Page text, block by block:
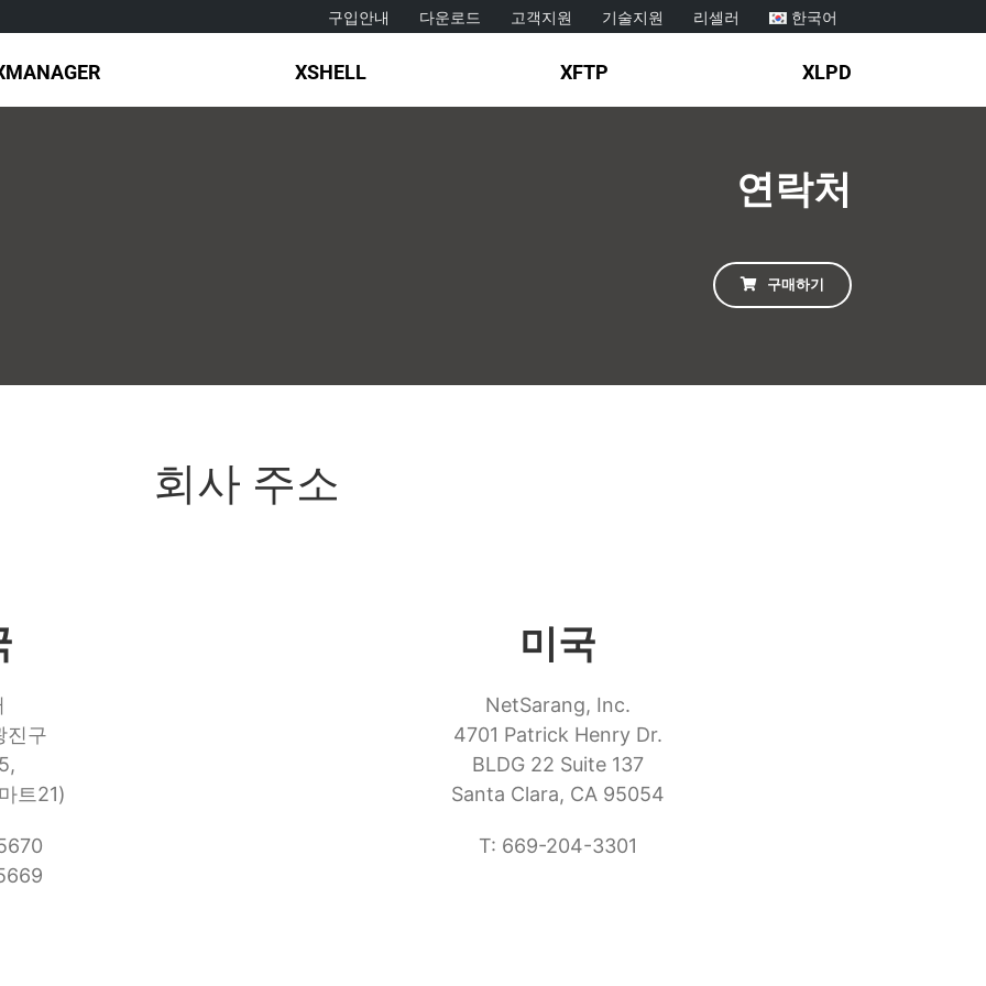
구입안내 다운로드 고객지원 기술지원 리셀러 한국어
XSHELL XFTP XLPD
연락처
구매하기
회사 주소
진구
트21)
미국
NetSarang, Inc.
4701 Patrick Henry Dr.
BLDG 22 Suite 137
Santa Clara, CA 95054
T: 669-204-3301